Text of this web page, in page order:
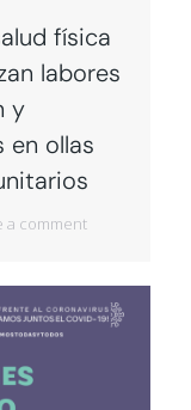
física
labores
y
en ollas
a comment